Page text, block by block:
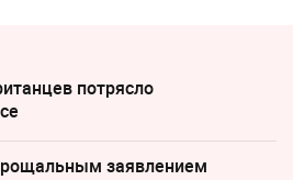
потрясло
заявлением